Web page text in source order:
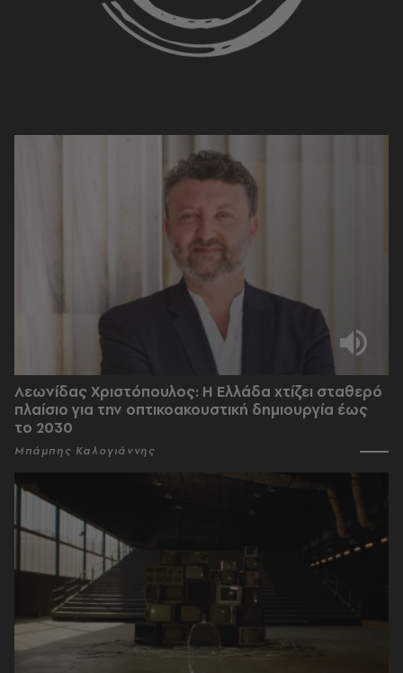
Λεωνίδας Χριστόπουλος: Η Ελλάδα χτίζει σταθερό
πλαίσιο για την οπτικοακουστική δημιουργία έως
το 2030
Μπάμπης Καλογιάννης